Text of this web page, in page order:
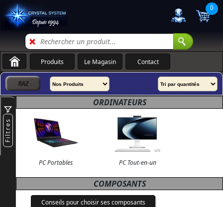
0
Produits Le Magasin Contact
Filtres
ORDINATEURS
PC Portables PC Tout-en-un
COMPOSANTS
Conseils pour choisir ses composants